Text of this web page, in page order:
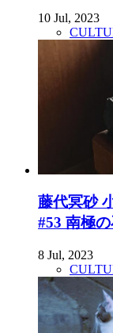
10 Jul, 2023
藤代冥砂
#53 南極
8 Jul, 2023